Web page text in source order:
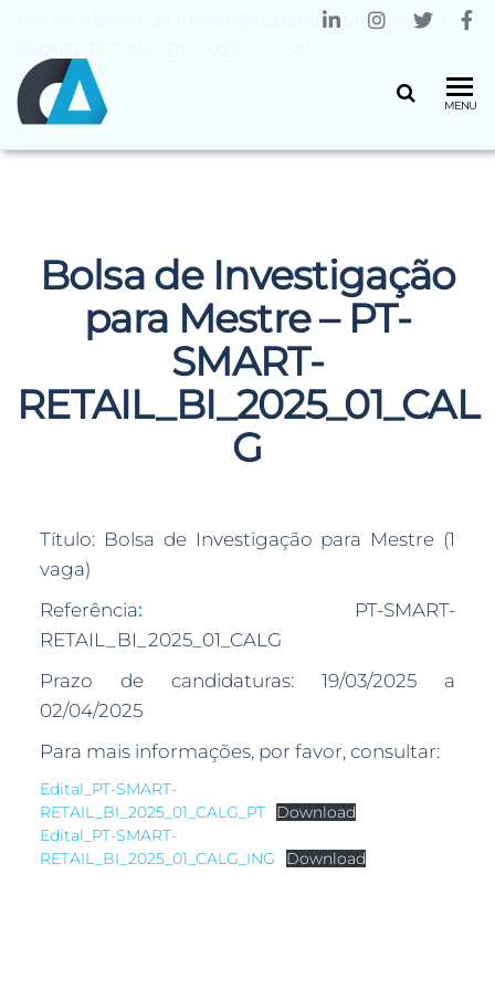
MENU
Bolsa de Investigação para Mestre – PT-
Bolsa de Investigação
para Mestre – PT-
SMART-
RETAIL_BI_2025_01_CAL
G
Título: Bolsa de Investigação para Mestre (1
vaga)
Referência:PT-SMART-
RETAIL_BI_2025_01_CALG
Prazo de candidaturas: 19/03/2025 a
02/04/2025
Para mais informações, por favor, consultar:
Edital_PT-SMART-
RETAIL_BI_2025_01_CALG_PT
Download
Edital_PT-SMART-
RETAIL_BI_2025_01_CALG_ING
Download